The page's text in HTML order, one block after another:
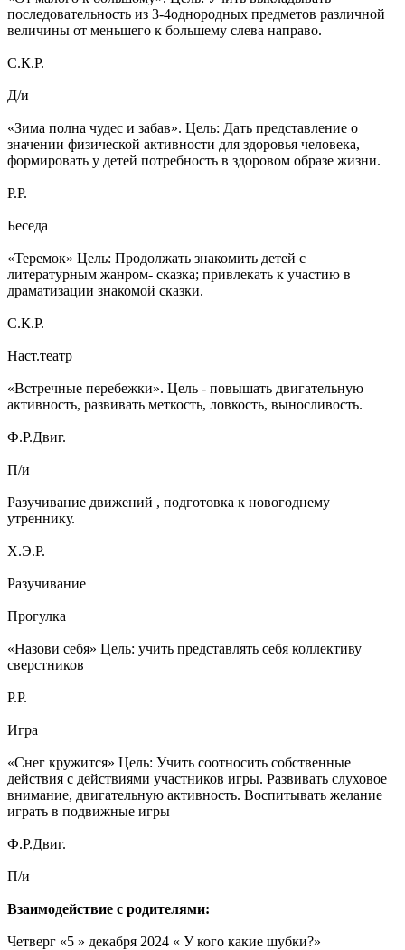
последовательность из 3-4однородных предметов различной
величины от меньшего к большему слева направо.
С.К.Р.
Д/и
«Зима полна чудес и забав». Цель: Дать представление о
значении физической активности для здоровья человека,
формировать у детей потребность в здоровом образе жизни.
Р.Р.
Беседа
«Теремок» Цель: Продолжать знакомить детей с
литературным жанром- сказка; привлекать к участию в
драматизации знакомой сказки.
С.К.Р.
Наст.театр
«Встречные перебежки». Цель - повышать двигательную
активность, развивать меткость, ловкость, выносливость.
Ф.Р.Двиг.
П/и
Разучивание движений , подготовка к новогоднему
утреннику.
Х.Э.Р.
Разучивание
Прогулка
«Назови себя» Цель: учить представлять себя коллективу
сверстников
Р.Р.
Игра
«Снег кружится» Цель: Учить соотносить собственные
действия с действиями участников игры. Развивать слуховое
внимание, двигательную активность. Воспитывать желание
играть в подвижные игры
Ф.Р.Двиг.
П/и
Взаимодействие с родителями:
Четверг «5 » декабря 2024 « У кого какие шубки?»